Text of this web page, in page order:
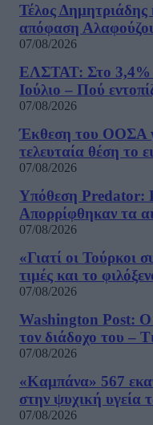
Τέλος
απόφαση
07/08/2026
ΕΛΣΤΑΤ: Στο 3,4%
Ιούλιο – Πού
07/08/2026
Έκθεση του ΟΟΣΑ
τελευταία θέση το
07/08/2026
Υπόθεση Predator:
Απορρίφθηκαν τα
07/08/2026
«Γιατί οι Τούρκοι
τιμές και το
07/08/2026
Washington Post: Ο
τον διάδοχο του –
07/08/2026
«Καμπάνα» 567
στην ψυχική υγεία
07/08/2026